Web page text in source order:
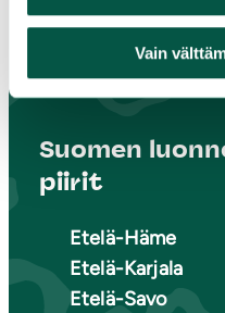
Vain
LIITY JÄSENEKSI
Suomen
piirit
Etelä-Häme
Etelä-Karjala
Etelä-Savo